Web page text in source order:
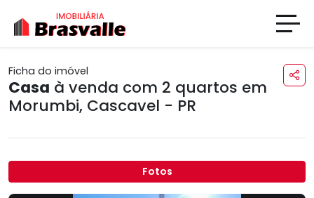
Ficha do imóvel
Casa à venda com 2 quartos em
Morumbi, Cascavel - PR
Fotos